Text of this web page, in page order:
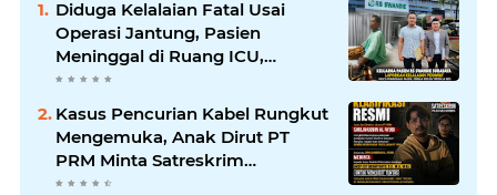
Diduga Kelalaian Fatal Usai
Operasi Jantung, Pasien
Meninggal di Ruang ICU,
Keluarga Tuntut RSUD dr.
Jawab
Kasus Pencurian Kabel Rungkut
Mengemuka, Anak Dirut PT
PRM Minta Satreskrim
Polrestabes Surabaya Usut